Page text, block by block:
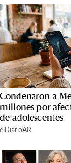
Condenaron a
millones por
de adolescentes
elDiarioAR